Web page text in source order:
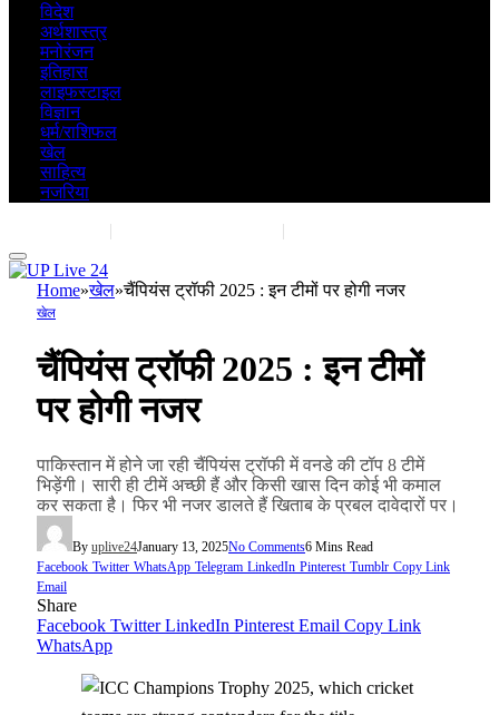
विदेश
अर्थशास्त्र
मनोरंजन
इतिहास
लाइफस्टाइल
विज्ञान
धर्म/राशिफल
खेल
साहित्य
नजरिया
| |
Home»खेल»चैंपियंस ट्रॉफी 2025 : इन टीमों पर होगी नजर
खेल
चैंपियंस ट्रॉफी 2025 : इन टीमों
पर होगी नजर
पाकिस्तान में होने जा रही चैंपियंस ट्रॉफी में वनडे की टॉप 8 टीमें
भिड़ेंगी। सारी ही टीमें अच्छी हैं और किसी खास दिन कोई भी कमाल
कर सकता है। फिर भी नजर डालते हैं खिताब के प्रबल दावेदारों पर।
By uplive24January 13, 2025No Comments6 Mins Read
Facebook Twitter WhatsApp Telegram LinkedIn Pinterest Tumblr Copy Link
Email
Share
Facebook Twitter LinkedIn Pinterest Email Copy Link
WhatsApp